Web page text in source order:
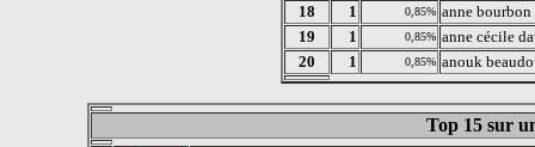
18
1 0,85% anne
19
1 0,85% anne cécile
20
1 0,85% anouk
Top 15 sur